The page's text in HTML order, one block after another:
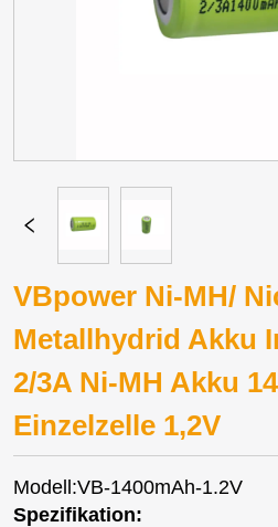
VBpower Ni-MH/
Metallhydrid Akku
2/3A Ni-MH Akku
Einzelzelle 1,2V
Modell:VB-1400mAh-1.2V
Spezifikation: